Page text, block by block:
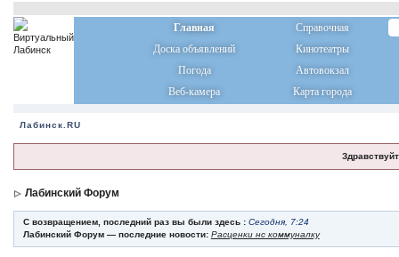
Главная
Справочная
Доска объявлений
Кинотеатры
Погода
Автовокзал
Веб-камера
Карта города
Лабинск.RU
Лабинский Форум
С возвращением, последний раз вы были здесь : Сегодня, 7:24
Лабинский Форум — последние новости: Расценки нс коммуналку